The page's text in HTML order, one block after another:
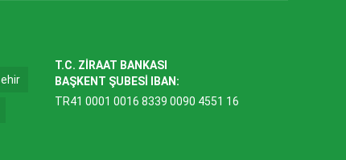
T.C. ZİRAAT BANKASI
BAŞKENT ŞUBESİ IBAN:
TR41 0001 0016 8339 0090 4551 16